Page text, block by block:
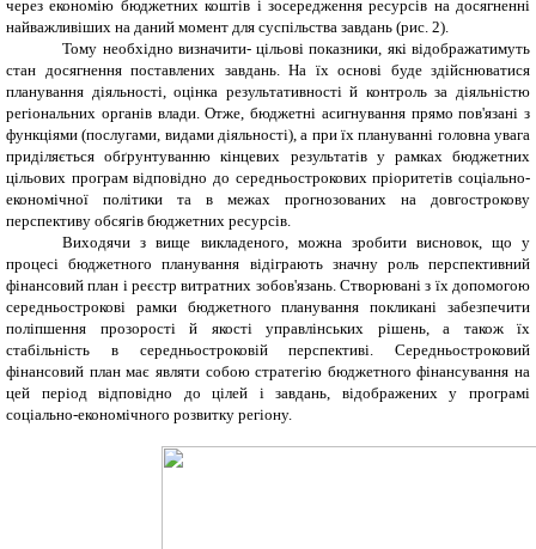
через економію бюджетних коштів і зосередження ресурсів на досягненні
найважливіших на даний момент для суспільства завдань (рис. 2).
Тому необхідно визначити- цільові показники, які відображатимуть
стан досягнення поставлених завдань. На їх основі буде здійснюватися
планування діяльності, оцінка результативності й контроль за діяльністю
регіональних органів влади. Отже, бюджетні асигнування прямо пов'язані з
функціями (послугами, видами діяльності), а при їх плануванні головна увага
приділяється обґрунтуванню кінцевих результатів у рамках бюджетних
цільових програм відповідно до середньострокових пріоритетів соціально-
економічної політики та в межах прогнозованих на довгострокову
перспективу обсягів бюджетних ресурсів.
Виходячи з вище викладеного, можна зробити висновок, що у
процесі бюджетного планування відіграють значну роль перспективний
фінансовий план і реєстр витратних зобов'язань. Створювані з їх допомогою
середньострокові рамки бюджетного планування покликані забезпечити
поліпшення прозорості й якості управлінських рішень, а також їх
стабільність в середньостроковій перспективі. Середньостроковий
фінансовий план має являти собою стратегію бюджетного фінансування на
цей період відповідно до цілей і завдань, відображених у програмі
соціально-економічного розвитку регіону.